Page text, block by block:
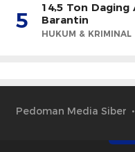
5
14,5 Ton Daging
Barantin
HUKUM & KRIMINAL
Pedoman Media Siber